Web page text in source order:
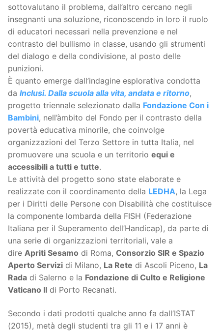
sottovalutano il problema, dall’altro cercano negli
insegnanti una soluzione, riconoscendo in loro il ruolo
di educatori necessari nella prevenzione e nel
contrasto del bullismo in classe, usando gli strumenti
del dialogo e della condivisione, al posto delle
punizioni.
È quanto emerge dall’indagine esplorativa condotta
da Inclusi. Dalla scuola alla vita, andata e ritorno,
progetto triennale selezionato dalla Fondazione Con i
Bambini, nell’àmbito del Fondo per il contrasto della
povertà educativa minorile, che coinvolge
organizzazioni del Terzo Settore in tutta Italia, nel
promuovere una scuola e un territorio equi e
accessibili a tutti e tutte.
Le attività del progetto sono state elaborate e
realizzate con il coordinamento della LEDHA, la Lega
per i Diritti delle Persone con Disabilità che costituisce
la componente lombarda della FISH (Federazione
Italiana per il Superamento dell’Handicap), da parte di
una serie di organizzazioni territoriali, vale a
dire Apriti Sesamo di Roma, Consorzio SIR e Spazio
Aperto Servizi di Milano, La Rete di Ascoli Piceno, La
Rada di Salerno e la Fondazione di Culto e Religione
Vaticano II di Porto Recanati.
Secondo i dati prodotti qualche anno fa dall’ISTAT
(2015), metà degli studenti tra gli 11 e i 17 anni è